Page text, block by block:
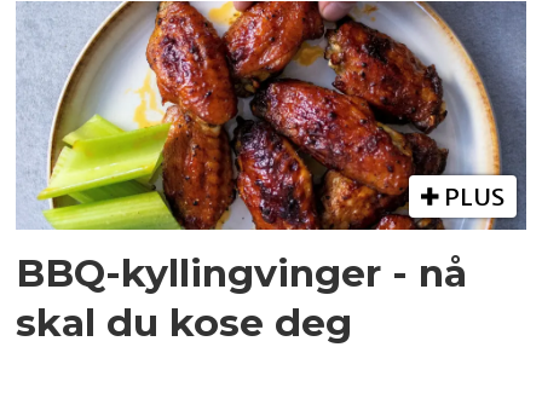
PLUS
BBQ-kyllingvinger - nå
skal du kose deg